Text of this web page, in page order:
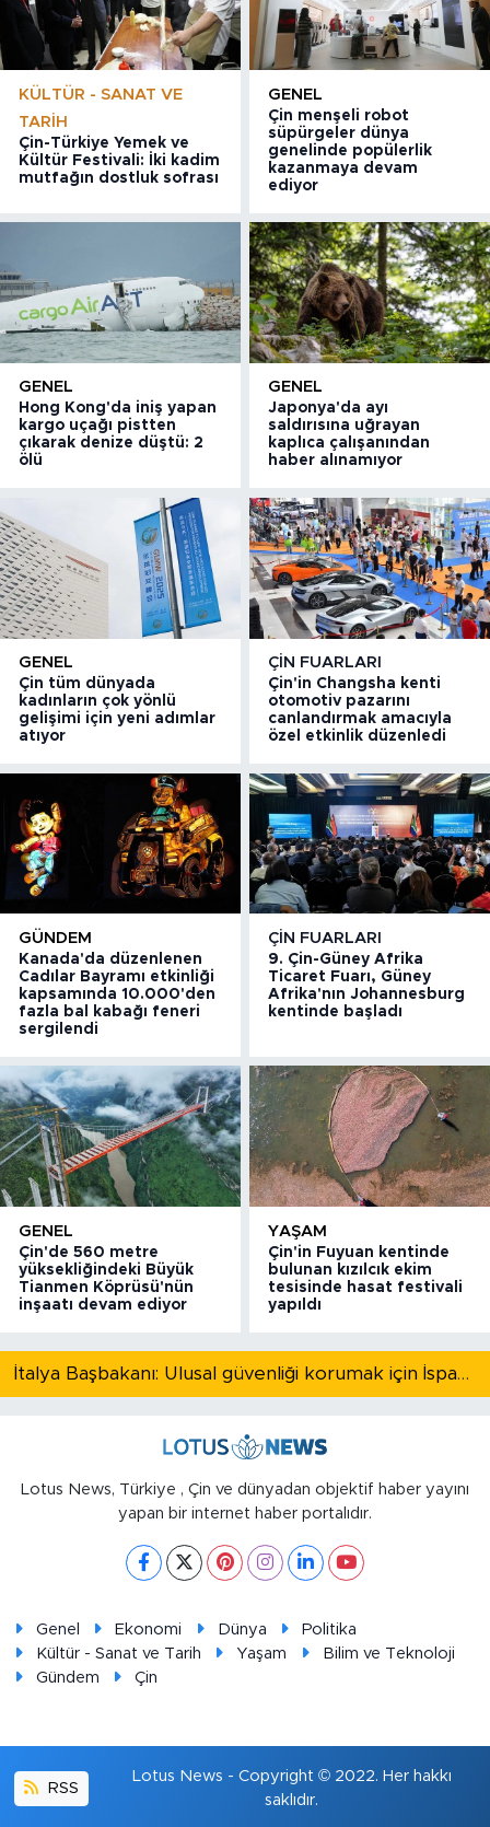
KÜLTÜR - SANAT VE
TARIH
Çin-Türkiye Yemek ve
Kültür Festivali: İki kadim
mutfağın dostluk sofrası
GENEL
Çin menşeli robot
süpürgeler dünya
genelinde popülerlik
kazanmaya devam
ediyor
GENEL
Hong Kong'da iniş yapan
kargo uçağı pistten
çıkarak denize düştü: 2
ölü
GENEL
Japonya'da ayı
saldırısına uğrayan
kaplıca çalışanından
haber alınamıyor
GENEL
Çin tüm dünyada
kadınların çok yönlü
gelişimi için yeni adımlar
atıyor
ÇIN FUARLARI
Çin'in Changsha kenti
otomotiv pazarını
canlandırmak amacıyla
özel etkinlik düzenledi
GÜNDEM
Kanada'da düzenlenen
Cadılar Bayramı etkinliği
kapsamında 10.000'den
fazla bal kabağı feneri
sergilendi
ÇIN FUARLARI
9. Çin-Güney Afrika
Ticaret Fuarı, Güney
Afrika'nın Johannesburg
kentinde başladı
GENEL
Çin'de 560 metre
yüksekliğindeki Büyük
Tianmen Köprüsü'nün
inşaatı devam ediyor
YAŞAM
Çin'in Fuyuan kentinde
bulunan kızılcık ekim
tesisinde hasat festivali
yapıldı
İtalya Başbakanı: Ulusal güvenliği korumak için İspanya ile Schengen kapsamındaki serbest dolaşımı askıya alıyoruz
Lotus News, Türkiye , Çin ve dünyadan objektif haber yayını
yapan bir internet haber portalıdır.
Genel Ekonomi Dünya
Politika
Kültür - Sanat ve Tarih
Yaşam
Bilim ve Teknoloji
Gündem
Çin
RSS
Lotus News - Copyright © 2022. Her hakkı
saklıdır.